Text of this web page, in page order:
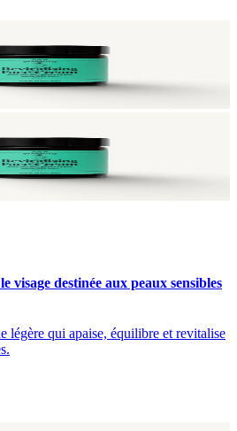
visage destinée aux peaux sensibles
légère qui apaise, équilibre et revitalise